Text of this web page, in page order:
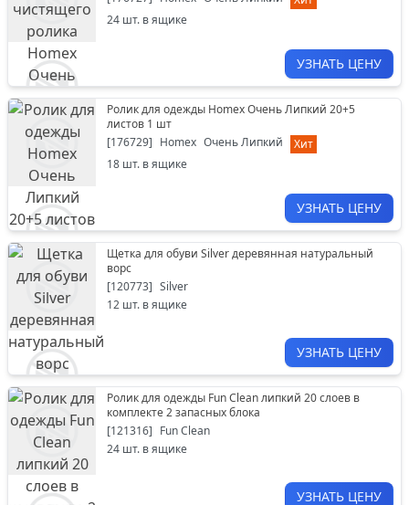
24 шт. в ящике
УЗНАТЬ ЦЕНУ
Ролик для одежды Homex Очень Липкий 20+5
листов 1 шт
[176729] Homex Очень Липкий
Хит
18 шт. в ящике
УЗНАТЬ ЦЕНУ
Щетка для обуви Silver деревянная натуральный
ворс
[120773] Silver
12 шт. в ящике
УЗНАТЬ ЦЕНУ
Ролик для одежды Fun Clean липкий 20 слоев в
комплекте 2 запасных блока
[121316] Fun Clean
24 шт. в ящике
УЗНАТЬ ЦЕНУ